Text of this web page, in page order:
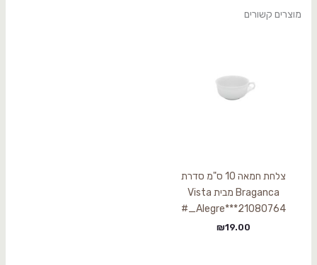
מוצרים קשורים
צלחת חמאה 10 ס"מ סדרת
Braganca מבית Vista
Alegre***21080764_#
₪19.00